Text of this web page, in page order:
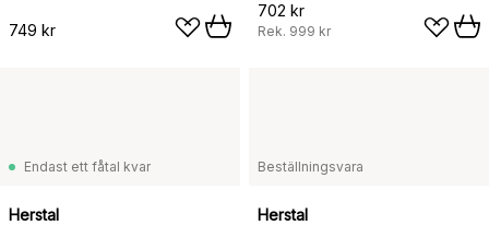
749 kr
702 kr
Rek. 999 kr
Endast ett fåtal kvar
Herstal
Beställningsvara
Herstal